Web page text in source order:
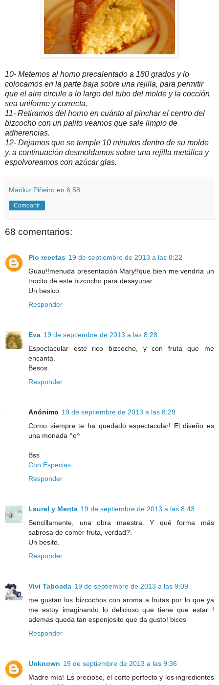
10- Metemos al horno precalentado a 180 grados y lo
colocamos en la parte baja sobre una rejilla, para permitir
que el aire circule a lo largo del tubo del molde y la cocción
sea uniforme y correcta.
11- Retiramos del horno en cuánto al pinchar el centro del
bizcocho con un palito veamos que sale limpio de
adherencias.
12- Dejamos que se temple 10 minutos dentro de su molde
y, a continuación desmoldamos sobre una rejilla metálica y
espolvoreamos con azúcar glas.
Mariluz Piñeiro en 6:58
Compartir
68 comentarios:
Pio recetas 19 de septiembre de 2013 a las 8:22
Guau!!menuda presentación Mary!!que bien me vendría un
trocito de este bizcocho para desayunar.
Un besico.
Responder
Eva 19 de septiembre de 2013 a las 8:28
Espectacular este rico bizcocho, y con fruta que me
encanta.
Besos.
Responder
Anónimo 19 de septiembre de 2013 a las 8:29
Como siempre te ha quedado espectacular! El diseño es
una monada ^o^
Bss
Con Especias
Responder
Laurel y Menta 19 de septiembre de 2013 a las 8:43
Sencillamente, una obra maestra. Y qué forma más
sabrosa de comer fruta, verdad?.
Un besito.
Responder
Vivi Taboada 19 de septiembre de 2013 a las 9:09
me gustan los bizcochos con aroma a frutas por lo que ya
me estoy imaginando lo delicioso que tiene que estar !
ademas queda tan esponjosito que da gusto! bicos
Responder
Unknown 19 de septiembre de 2013 a las 9:36
Madre mía! Es precioso, el corte perfecto y los ingredientes